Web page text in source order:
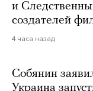
и
создателей
4 часа назад
Собянин
Украина